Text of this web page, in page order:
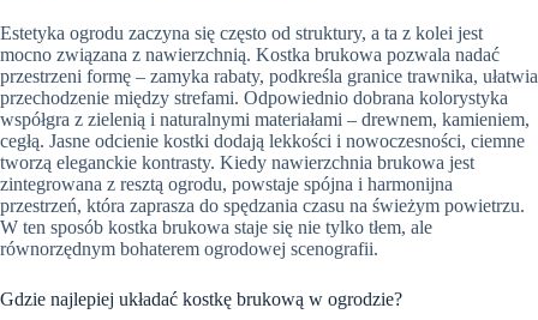
Estetyka ogrodu zaczyna się często od struktury, a ta z kolei jest
mocno związana z nawierzchnią. Kostka brukowa pozwala nadać
przestrzeni formę – zamyka rabaty, podkreśla granice trawnika, ułatwia
przechodzenie między strefami. Odpowiednio dobrana kolorystyka
współgra z zielenią i naturalnymi materiałami – drewnem, kamieniem,
cegłą. Jasne odcienie kostki dodają lekkości i nowoczesności, ciemne
tworzą eleganckie kontrasty. Kiedy nawierzchnia brukowa jest
zintegrowana z resztą ogrodu, powstaje spójna i harmonijna
przestrzeń, która zaprasza do spędzania czasu na świeżym powietrzu.
W ten sposób kostka brukowa staje się nie tylko tłem, ale
równorzędnym bohaterem ogrodowej scenografii.
Gdzie najlepiej układać kostkę brukową w ogrodzie?